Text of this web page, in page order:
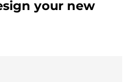
your new